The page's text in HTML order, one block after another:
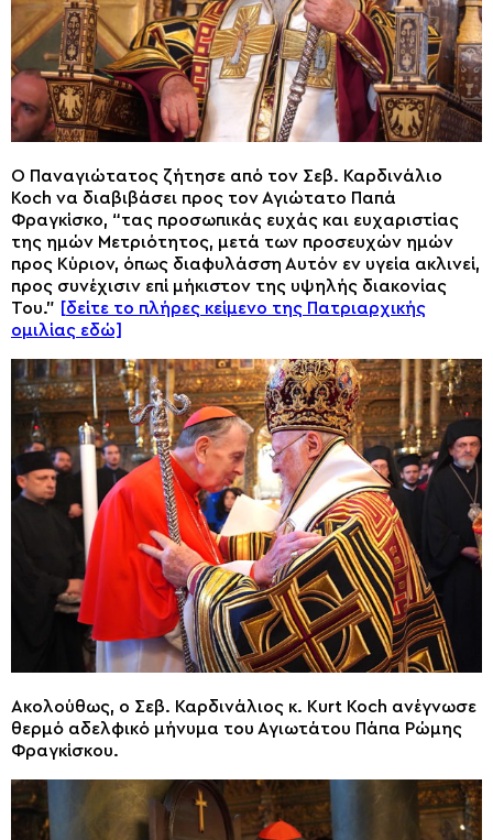
Ο Παναγιώτατος ζήτησε από τον Σεβ. Καρδινάλιo
Koch να διαβιβάσει προς τον Αγιώτατο Παπά
Φραγκίσκο, “τας προσωπικάς ευχάς και ευχαριστίας
της ημών Μετριότητος, μετά των προσευχών ημών
προς Κύριον, όπως διαφυλάσση Αυτόν εν υγεία ακλινεί,
προς συνέχισιν επί μήκιστον της υψηλής διακονίας
Του.” [δείτε το πλήρες κείμενο της Πατριαρχικής
ομιλίας εδώ]
Ακολούθως, ο Σεβ. Καρδινάλιος κ. Kurt Koch ανέγνωσε
θερμό αδελφικό μήνυμα του Αγιωτάτου Πάπα Ρώμης
Φραγκίσκου.